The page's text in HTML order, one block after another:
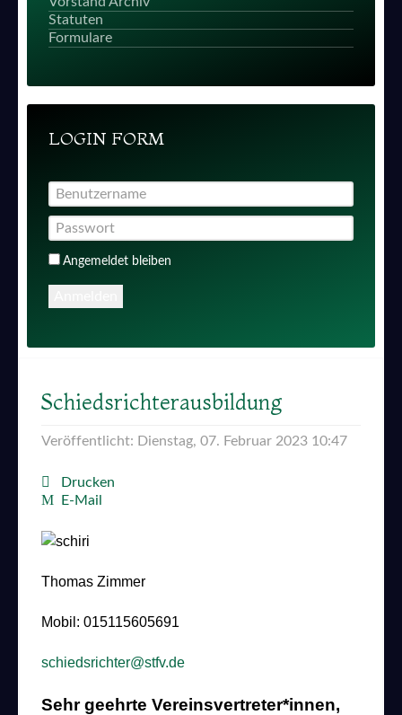
Statuten
Formulare
LOGIN FORM
Angemeldet bleiben
Schiedsrichterausbildung
Veröffentlicht: Dienstag, 07. Februar 2023 10:47
Drucken
E-Mail
Thomas Zimmer
Mobil: 015115605691
schiedsrichter@stfv.de
Sehr geehrte Vereinsvertreter*innen,